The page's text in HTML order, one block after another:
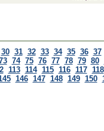
30 31 32 33 34 35 36 37
74 75 76 77 78 79 80
113 114 115 116 117 118
146 147 148 149 150